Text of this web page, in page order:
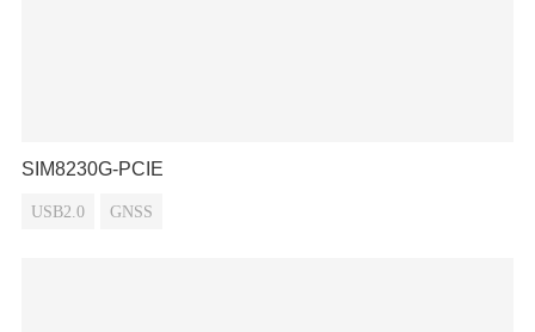
SIM8230G-PCIE
USB2.0 GNSS